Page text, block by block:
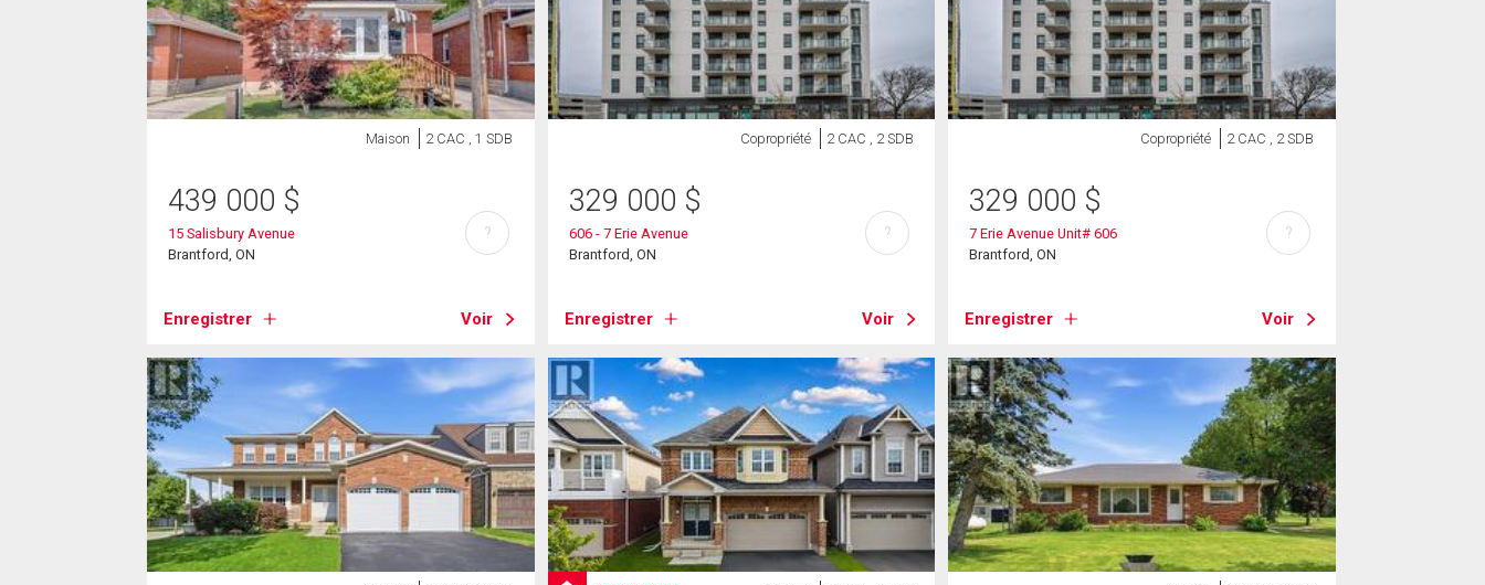
Maison 2 CAC , 1 SDB
439 000 $
15 Salisbury Avenue
Brantford, ON
Enregistrer Voir
?
Copropriété 2 CAC , 2 SDB
329 000 $
606 - 7 Erie Avenue
Brantford, ON
Enregistrer Voir
?
Copropriété 2 CAC , 2 SDB
329 000 $
7 Erie Avenue Unit# 606
Brantford, ON
Enregistrer Voir
?